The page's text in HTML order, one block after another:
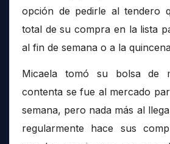
opción de pedirle al tendero
total de su compra en la lista
al fin de semana o a la
Micaela tomó su bolsa de
contenta se fue al mercado
semana, pero nada más al
regularmente hace sus